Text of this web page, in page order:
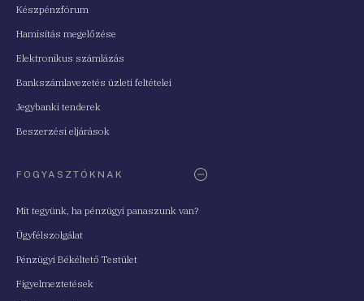
Készpénzfórum
Hamisítás megelőzése
Elektronikus számlázás
Bankszámlavezetés üzleti feltételei
Jegybanki tenderek
Beszerzési eljárások
FOGYASZTÓKNAK
Mit tegyünk, ha pénzügyi panaszunk van?
Ügyfélszolgálat
Pénzügyi Békéltető Testület
Figyelmeztetések